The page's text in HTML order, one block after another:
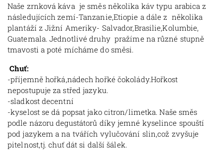
Naše zrnková káva je směs několika káv typu arabica z
následujících zemí-Tanzanie,Etiopie a dále z několika
plantáží z Jižní Ameriky- Salvador,Brasilie,Kolumbie,
Guatemala. Jednotlivé druhy pražíme na různé stupně
tmavosti a poté mícháme do směsi.
Chuť:
-příjemně hořká,nádech hořké čokolády.Hořkost
nepostupuje za střed jazyku.
-sladkost decentní
-kyselost se dá popsat jako citron/limetka. Naše směs
podle názoru degustátorů díky jemné kyselince spouští
pod jazykem a na tvářích vylučování slin,což zvyšuje
pitelnost,tj. chuť dát si další šálek.